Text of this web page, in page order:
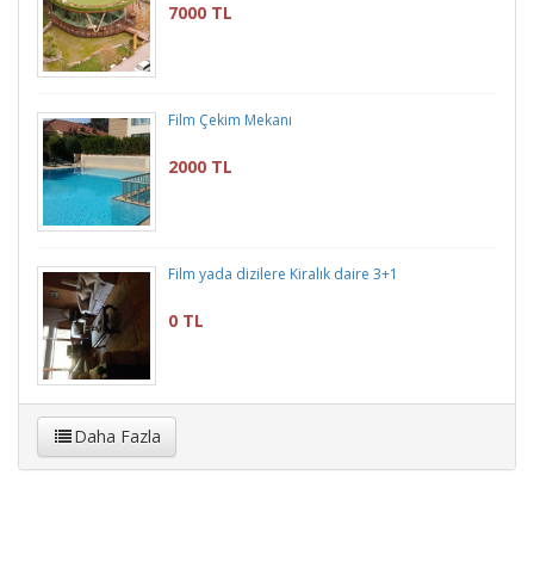
7000 TL
Film Çekim Mekanı
2000 TL
Film yada dizilere Kiralık daire 3+1
0 TL
Daha Fazla